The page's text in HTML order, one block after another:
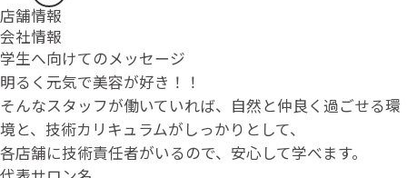
店舗情報
会社情報
学生へ向けてのメッセージ
明るく元気で美容が好き！！
そんなスタッフが働いていれば、自然と仲良く過ごせる環
境と、技術カリキュラムがしっかりとして、
各店舗に技術責任者がいるので、安心して学べます。